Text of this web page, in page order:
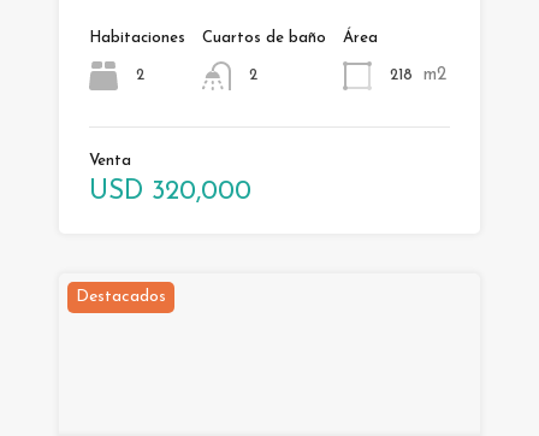
Habitaciones
2
Cuartos de baño
2
Área
218 m2
Venta
USD 320,000
Destacados